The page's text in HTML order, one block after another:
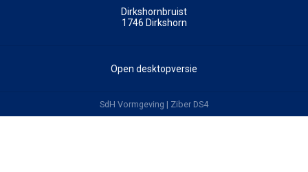
Dirkshornbruist
1746 Dirkshorn
Open desktopversie
SdH Vormgeving | Ziber DS4